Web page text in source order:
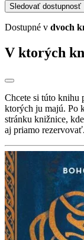
Sledovať dostupnosť
Dostupné v dvoch
V ktorých
Chcete si túto knihu
ktorých ju majú. Po
stránku knižnice,
aj priamo rezervovať.